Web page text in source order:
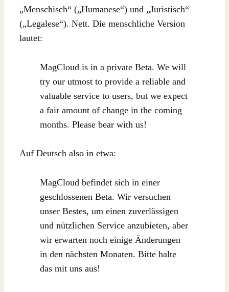
„Menschisch“ („Humanese“) und „Juristisch“
(„Legalese“). Nett. Die menschliche Version
lautet:
MagCloud is in a private Beta. We will
try our utmost to provide a reliable and
valuable service to users, but we expect
a fair amount of change in the coming
months. Please bear with us!
Auf Deutsch also in etwa:
MagCloud befindet sich in einer
geschlossenen Beta. Wir versuchen
unser Bestes, um einen zuverlässigen
und nützlichen Service anzubieten, aber
wir erwarten noch einige Änderungen
in den nächsten Monaten. Bitte halte
das mit uns aus!